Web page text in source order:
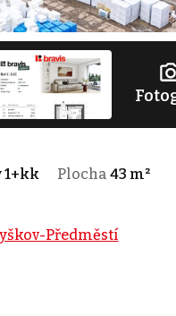
1+kk Plocha 43 m²
Předměstí